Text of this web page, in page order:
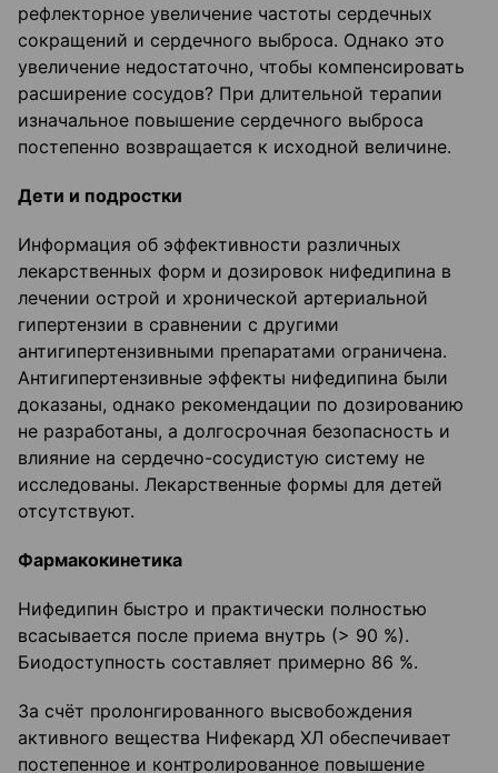
рефлекторное увеличение частоты сердечных
сокращений и сердечного выброса. Однако это
увеличение недостаточно, чтобы компенсировать
расширение сосудов? При длительной терапии
изначальное повышение сердечного выброса
постепенно возвращается к исходной величине.
Дети и подростки
Информация об эффективности различных
лекарственных форм и дозировок нифедипина в
лечении острой и хронической артериальной
гипертензии в сравнении с другими
антигипертензивными препаратами ограничена.
Антигипертензивные эффекты нифедипина были
доказаны, однако рекомендации по дозированию
не разработаны, а долгосрочная безопасность и
влияние на сердечно-сосудистую систему не
исследованы. Лекарственные формы для детей
отсутствуют.
Фармакокинетика
Нифедипин быстро и практически полностью
всасывается после приема внутрь (> 90 %).
Биодоступность составляет примерно 86 %.
За счёт пролонгированного высвобождения
активного вещества Нифекард ХЛ обеспечивает
постепенное и контролированное повышение